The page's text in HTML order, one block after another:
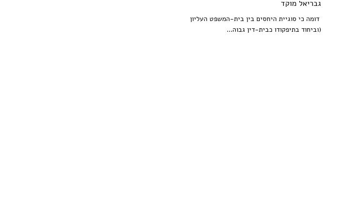
גבריאל מוקד
דומה כי סוגיית היחסים בין בית-המשפט העליון
(וביחוד בתיפקודו כבית-דין גבוה...